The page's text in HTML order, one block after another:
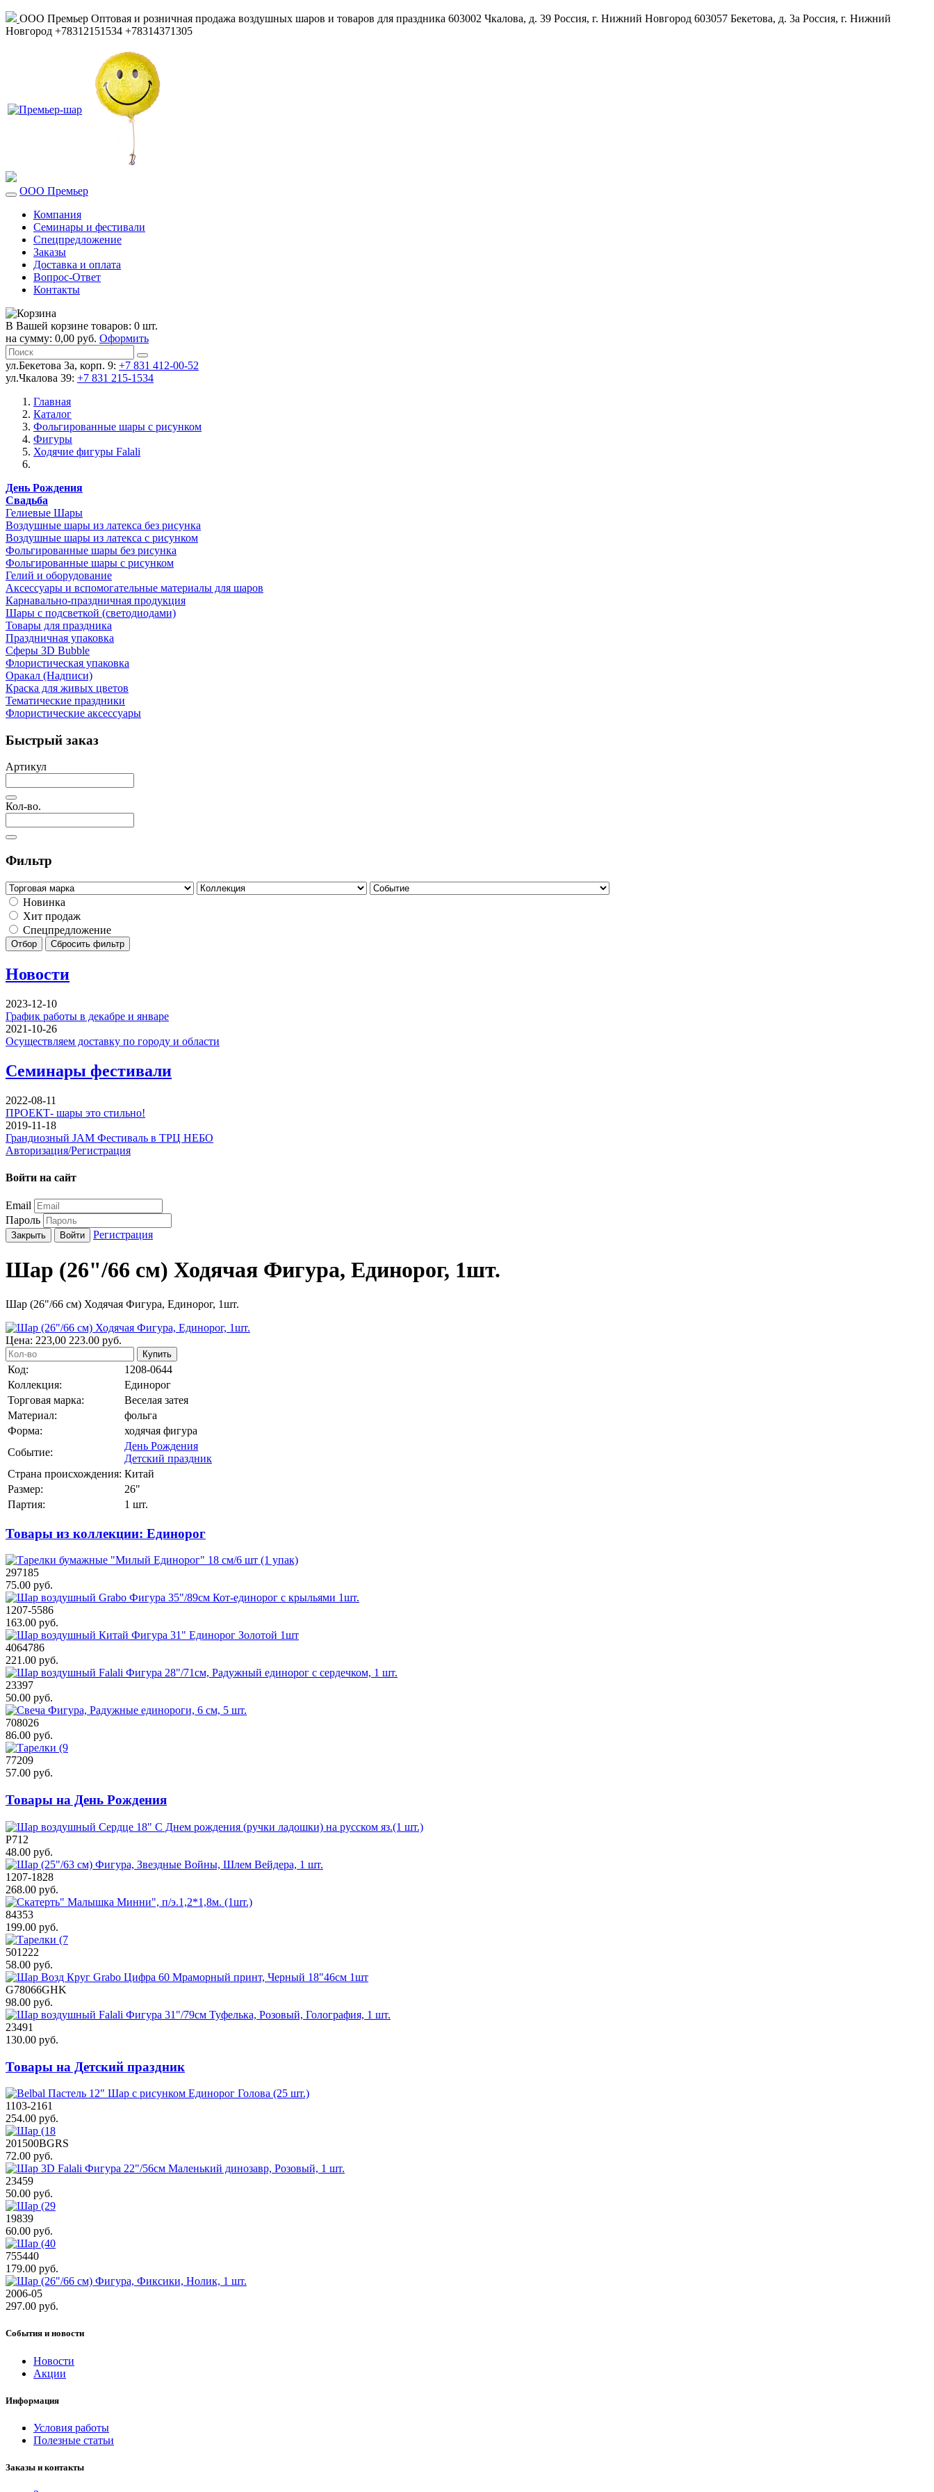
ООО Премьер Оптовая и розничная продажа воздушных шаров и товаров для праздника 603002 Чкалова, д. 39 Россия, г. Нижний Новгород 603057 Бекетова, д. 3а Россия, г. Нижний
Новгород +78312151534 +78314371305
ООО Премьер
Компания
Семинары и фестивали
Спецпредложение
Заказы
Доставка и оплата
Вопрос-Ответ
Контакты
В Вашей корзине товаров: 0 шт.
на сумму: 0,00 руб. Оформить
ул.Бекетова 3а, корп. 9: +7 831 412-00-52
ул.Чкалова 39: +7 831 215-1534
Главная
Каталог
Фольгированные шары с рисунком
Фигуры
Ходячие фигуры Falali
День Рождения
Свадьба
Гелиевые Шары
Воздушные шары из латекса без рисунка
Воздушные шары из латекса с рисунком
Фольгированные шары без рисунка
Фольгированные шары с рисунком
Гелий и оборудование
Аксессуары и вспомогательные материалы для шаров
Карнавально-праздничная продукция
Шары с подсветкой (светодиодами)
Товары для праздника
Праздничная упаковка
Сферы 3D Bubble
Флористическая упаковка
Оракал (Надписи)
Краска для живых цветов
Тематические праздники
Флористические аксессуары
Быстрый заказ
Артикул
Кол-во.
Фильтр
Новинка
Хит продаж
Спецпредложение
Отбор Сбросить фильтр
Новости
2023-12-10
График работы в декабре и январе
2021-10-26
Осуществляем доставку по городу и области
Семинары фестивали
2022-08-11
ПРОЕКТ- шары это стильно!
2019-11-18
Грандиозный JAM Фестиваль в ТРЦ НЕБО
Авторизация/Регистрация
Войти на сайт
Email
Пароль
Закрыть Войти Регистрация
Шар (26"/66 см) Ходячая Фигура, Единорог, 1шт.
Шар (26"/66 см) Ходячая Фигура, Единорог, 1шт.
Цена: 223,00 223.00 руб.
Купить
Код:
1208-0644
Коллекция:
Единорог
Торговая марка:
Веселая затея
Материал:
фольга
Форма:
ходячая фигура
Событие:
День Рождения
Детский праздник
Страна происхождения: Китай
Размер:
26"
Партия:
1 шт.
Товары из коллекции: Единорог
297185
75.00 руб.
1207-5586
163.00 руб.
4064786
221.00 руб.
23397
50.00 руб.
708026
86.00 руб.
77209
57.00 руб.
Товары на День Рождения
Р712
48.00 руб.
1207-1828
268.00 руб.
84353
199.00 руб.
501222
58.00 руб.
G78066GHK
98.00 руб.
23491
130.00 руб.
Товары на Детский праздник
1103-2161
254.00 руб.
201500BGRS
72.00 руб.
23459
50.00 руб.
19839
60.00 руб.
755440
179.00 руб.
2006-05
297.00 руб.
События и новости
Новости
Акции
Информация
Условия работы
Полезные статьи
Заказы и контакты